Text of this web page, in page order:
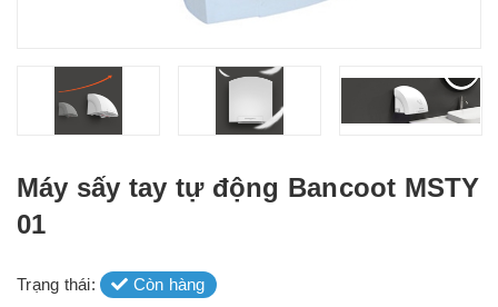
Máy sấy tay tự động Bancoot MSTY
01
Trạng thái: Còn hàng